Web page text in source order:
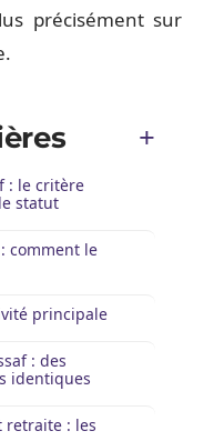
précisément sur
: le critère
statut
comment le
principale
: des
identiques
retraite : les